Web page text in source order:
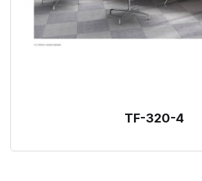
TF-320-4